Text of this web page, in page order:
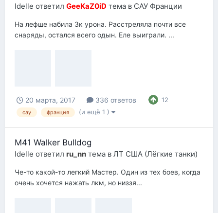
Idelle ответил GeeKaZ0iD тема в САУ Франции
На лефше набила 3к урона. Расстреляла почти все
снаряды, остался всего одын. Еле выиграли. ...
20 марта, 2017 336 ответов 12
сау франция (и ещё 1 )
M41 Walker Bulldog
Idelle ответил ru_nn тема в ЛТ США (Лёгкие танки)
Че-то какой-то легкий Мастер. Один из тех боев, когда
очень хочется нажать лкм, но низзя...